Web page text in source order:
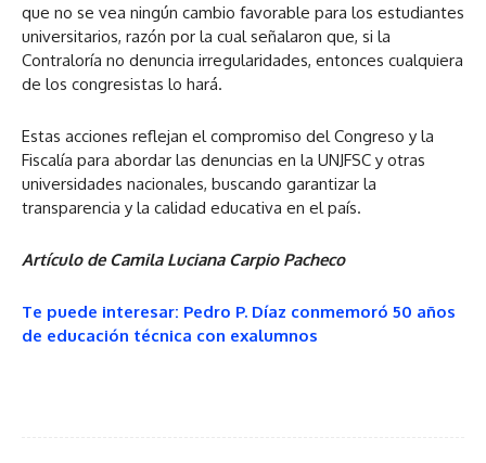
que no se vea ningún cambio favorable para los estudiantes
universitarios, razón por la cual señalaron que, si la
Contraloría no denuncia irregularidades, entonces cualquiera
de los congresistas lo hará.
Estas acciones reflejan el compromiso del Congreso y la
Fiscalía para abordar las denuncias en la UNJFSC y otras
universidades nacionales, buscando garantizar la
transparencia y la calidad educativa en el país.
Artículo de Camila Luciana Carpio Pacheco
Te puede interesar: Pedro P. Díaz conmemoró 50 años
de educación técnica con exalumnos